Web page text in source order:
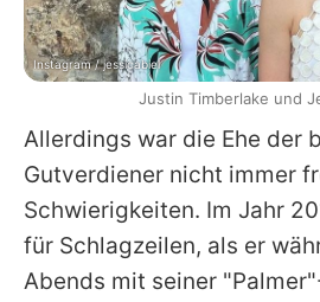
Allerdings war die Ehe der
Gutverdiener nicht immer
Schwierigkeiten. Im Jahr
für Schlagzeilen, als er
Abends mit seiner
Instagram / jessicabiel
Justin Timberlake und